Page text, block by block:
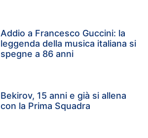
Addio a Francesco Guccini: la
leggenda della musica italiana si
spegne a 86 anni
Bekirov, 15 anni e già si allena
con la Prima Squadra